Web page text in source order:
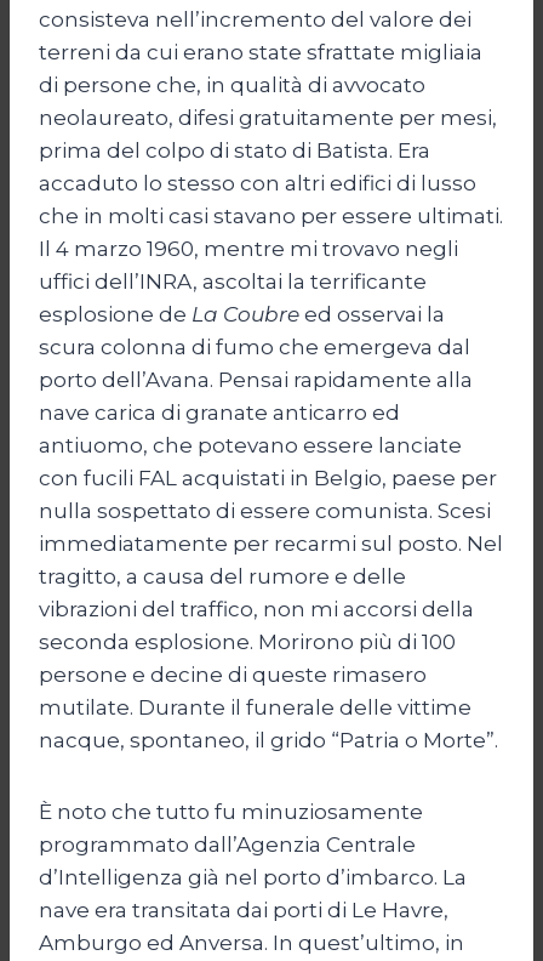
consisteva nell’incremento del valore dei
terreni da cui erano state sfrattate migliaia
di persone che, in qualità di avvocato
neolaureato, difesi gratuitamente per mesi,
prima del colpo di stato di Batista. Era
accaduto lo stesso con altri edifici di lusso
che in molti casi stavano per essere ultimati.
Il 4 marzo 1960, mentre mi trovavo negli
uffici dell’INRA, ascoltai la terrificante
esplosione de La Coubre ed osservai la
scura colonna di fumo che emergeva dal
porto dell’Avana. Pensai rapidamente alla
nave carica di granate anticarro ed
antiuomo, che potevano essere lanciate
con fucili FAL acquistati in Belgio, paese per
nulla sospettato di essere comunista. Scesi
immediatamente per recarmi sul posto. Nel
tragitto, a causa del rumore e delle
vibrazioni del traffico, non mi accorsi della
seconda esplosione. Morirono più di 100
persone e decine di queste rimasero
mutilate. Durante il funerale delle vittime
nacque, spontaneo, il grido “Patria o Morte”.
È noto che tutto fu minuziosamente
programmato dall’Agenzia Centrale
d’Intelligenza già nel porto d’imbarco. La
nave era transitata dai porti di Le Havre,
Amburgo ed Anversa. In quest’ultimo, in